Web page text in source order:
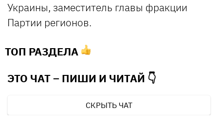
Украины, заместитель главы фракции
Партии регионов.
ТОП РАЗДЕЛА
ЭТО ЧАТ – ПИШИ И ЧИТАЙ 👇
СКРЫТЬ ЧАТ